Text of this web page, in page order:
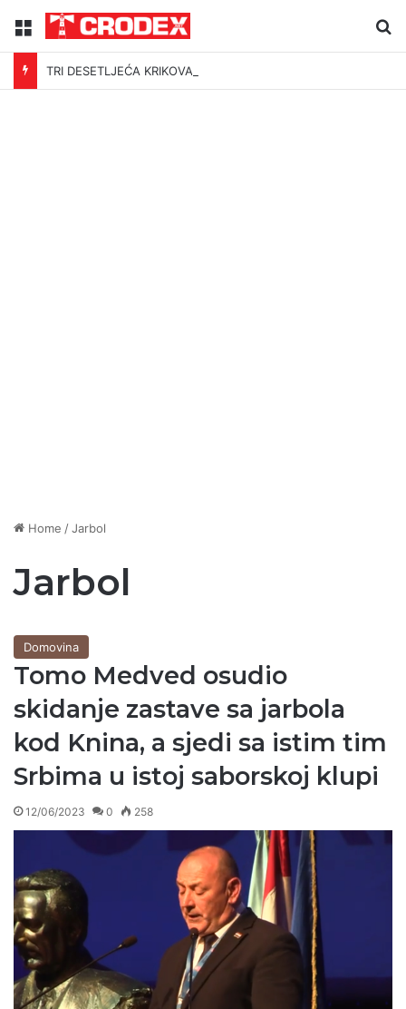
Menu
TRI DESETLJEĆA KRIKOVA OČAJNIKA
Home /Jarbol
Jarbol
Domovina
Tomo Medved osudio
skidanje zastave sa jarbola
kod Knina, a sjedi sa istim tim
Srbima u istoj saborskoj klupi
12/06/2023 0 258